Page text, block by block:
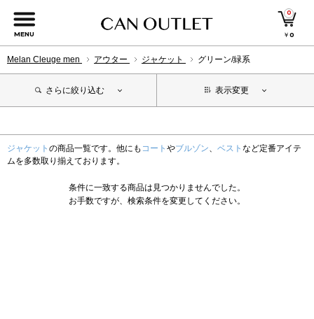
MENU
0
￥0
Melan Cleuge men アウター ジャケット グリーン/緑系
さらに絞り込む 表示変更
ジャケット の商品一覧です。他にも コート やブルゾン、 ベスト など定番アイテ
ムを多数取り揃えております。
条件に一致する商品は見つかりませんでした。
お手数ですが、検索条件を変更してください。